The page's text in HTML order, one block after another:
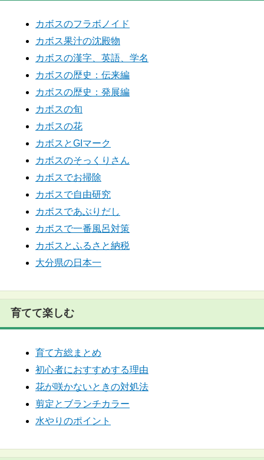
カボスのフラボノイド
カボス果汁の沈殿物
カボスの漢字、英語、学名
カボスの歴史：伝来編
カボスの歴史：発展編
カボスの旬
カボスの花
カボスとGIマーク
カボスのそっくりさん
カボスでお掃除
カボスで自由研究
カボスであぶりだし
カボスで一番風呂対策
カボスとふるさと納税
大分県の日本一
育てて楽しむ
育て方総まとめ
初心者におすすめする理由
花が咲かないときの対処法
剪定とブランチカラー
水やりのポイント